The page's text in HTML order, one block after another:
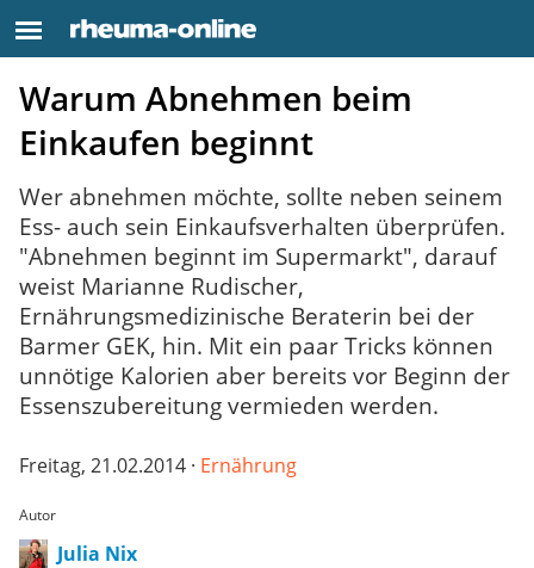
Warum Abnehmen beim
Einkaufen beginnt
Wer abnehmen möchte, sollte neben seinem
Ess- auch sein Einkaufsverhalten überprüfen.
"Abnehmen beginnt im Supermarkt", darauf
weist Marianne Rudischer,
Ernährungsmedizinische Beraterin bei der
Barmer GEK, hin. Mit ein paar Tricks können
unnötige Kalorien aber bereits vor Beginn der
Essenszubereitung vermieden werden.
Freitag, 21.02.2014 · Ernährung
Autor
Julia Nix